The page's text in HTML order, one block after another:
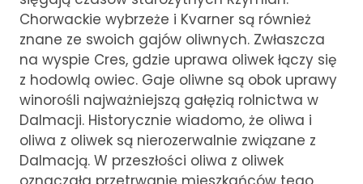
Chorwackie wybrzeże i Kvarner są również
znane ze swoich gajów oliwnych. Zwłaszcza
na wyspie Cres, gdzie uprawa oliwek łączy się
z hodowlą owiec. Gaje oliwne są obok uprawy
winorośli najważniejszą gałęzią rolnictwa w
Dalmacji. Historycznie wiadomo, że oliwa i
oliwa z oliwek są nierozerwalnie związane z
Dalmacją. W przeszłości oliwa z oliwek